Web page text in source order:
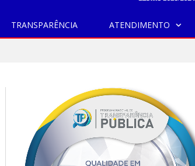
TRANSPARÊNCIA ATENDIMENTO